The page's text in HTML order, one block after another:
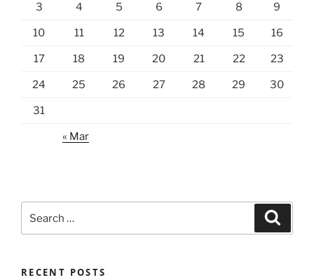
3 4 5 6 7 8 9
10 11 12 13 14 15 16
17 18 19 20 21 22 23
24 25 26 27 28 29 30
31
« Mar
for:
RECENT POSTS